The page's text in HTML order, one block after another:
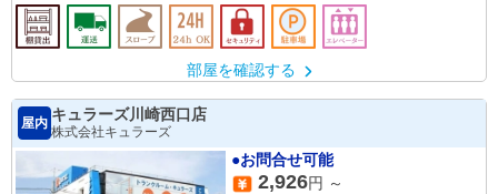
部屋を確認する
屋内
キュラーズ川崎西口店
株式会社キュラーズ
●お問合せ可能
2,926円 ～